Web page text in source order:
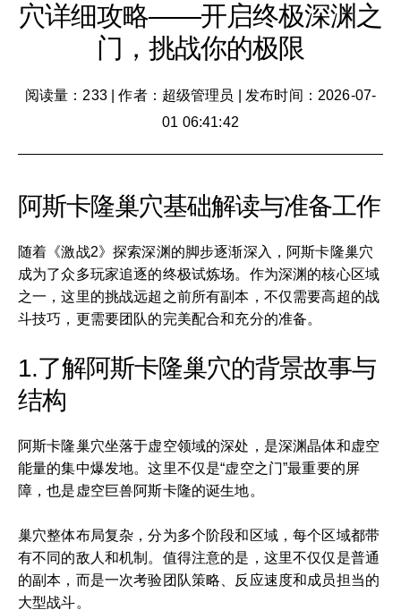
穴详细攻略——开启终极深渊之
门，挑战你的极限
阅读量：233|作者：超级管理员
发布时间：2026-07-
01 06:41:42
阿斯卡隆巢穴基础解读与准备工作
随着《激战2》探索深渊的脚步逐渐深入，阿斯卡隆巢穴
成为了众多玩家追逐的终极试炼场。作为深渊的核心区域
之一，这里的挑战远超之前所有副本，不仅需要高超的战
斗技巧，更需要团队的完美配合和充分的准备。
1.了解阿斯卡隆巢穴的背景故事与
结构
阿斯卡隆巢穴坐落于虚空领域的深处，是深渊晶体和虚空
能量的集中爆发地。这里不仅是“虚空之门”最重要的屏
障，也是虚空巨兽阿斯卡隆的诞生地。
巢穴整体布局复杂，分为多个阶段和区域，每个区域都带
有不同的敌人和机制。值得注意的是，这里不仅仅是普通
的副本，而是一次考验团队策略、反应速度和成员担当的
大型战斗。